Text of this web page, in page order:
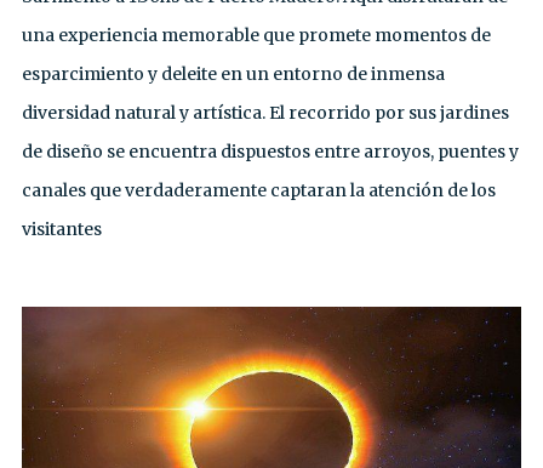
una experiencia memorable que promete momentos de
esparcimiento y deleite en un entorno de inmensa
diversidad natural y artística. El recorrido por sus jardines
de diseño se encuentra dispuestos entre arroyos, puentes y
canales que verdaderamente captaran la atención de los
visitantes